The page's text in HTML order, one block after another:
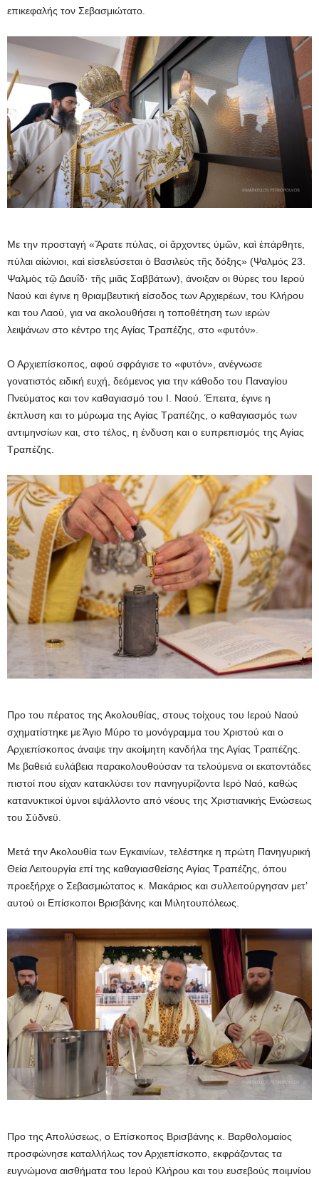
επικεφαλής τον Σεβασμιώτατο.
Με την προσταγή «Ἄρατε πύλας, οἱ ἄρχοντες ὑμῶν, καὶ ἐπάρθητε,
πύλαι αἰώνιοι, καὶ εἰσελεύσεται ὁ Βασιλεὺς τῆς δόξης» (Ψαλμός 23.
Ψαλμὸς τῷ Δαυΐδ· τῆς μιᾶς Σαββάτων), άνοιξαν οι θύρες του Ιερού
Ναού και έγινε η θριαμβευτική είσοδος των Αρχιερέων, του Κλήρου
και του Λαού, για να ακολουθήσει η τοποθέτηση των ιερών
λειψάνων στο κέντρο της Αγίας Τραπέζης, στο «φυτόν».
Ο Αρχιεπίσκοπος, αφού σφράγισε το «φυτόν», ανέγνωσε
γονατιστός ειδική ευχή, δεόμενος για την κάθοδο του Παναγίου
Πνεύματος και τον καθαγιασμό του Ι. Ναού. Έπειτα, έγινε η
έκπλυση και το μύρωμα της Αγίας Τραπέζης, ο καθαγιασμός των
αντιμηνσίων και, στο τέλος, η ένδυση και ο ευπρεπισμός της Αγίας
Τραπέζης.
Προ του πέρατος της Ακολουθίας, στους τοίχους του Ιερού Ναού
σχηματίστηκε με Άγιο Μύρο το μονόγραμμα του Χριστού και ο
Αρχιεπίσκοπος άναψε την ακοίμητη κανδήλα της Αγίας Τραπέζης.
Με βαθειά ευλάβεια παρακολουθούσαν τα τελούμενα οι εκατοντάδες
πιστοί που είχαν κατακλύσει τον πανηγυρίζοντα Ιερό Ναό, καθώς
κατανυκτικοί ύμνοι εψάλλοντο από νέους της Χριστιανικής Ενώσεως
του Σύδνεϋ.
Μετά την Ακολουθία των Εγκαινίων, τελέστηκε η πρώτη Πανηγυρική
Θεία Λειτουργία επί της καθαγιασθείσης Αγίας Τραπέζης, όπου
προεξήρχε ο Σεβασμιώτατος κ. Μακάριος και συλλειτούργησαν μετ’
αυτού οι Επίσκοποι Βρισβάνης και Μιλητουπόλεως.
Προ της Απολύσεως, ο Επίσκοπος Βρισβάνης κ. Βαρθολομαίος
προσφώνησε καταλλήλως τον Αρχιεπίσκοπο, εκφράζοντας τα
ευγνώμονα αισθήματα του Ιερού Κλήρου και του ευσεβούς ποιμνίου